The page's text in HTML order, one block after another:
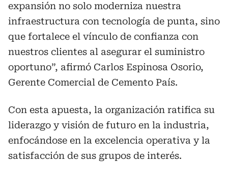
expansión no solo moderniza nuestra
infraestructura con tecnología de punta, sino
que fortalece el vínculo de confianza con
nuestros clientes al asegurar el suministro
oportuno”, afirmó Carlos Espinosa Osorio,
Gerente Comercial de Cemento País.
Con esta apuesta, la organización ratifica su
liderazgo y visión de futuro en la industria,
enfocándose en la excelencia operativa y la
satisfacción de sus grupos de interés.